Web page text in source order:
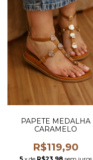
PAPETE MEDALHA
CARAMELO
R$119,90